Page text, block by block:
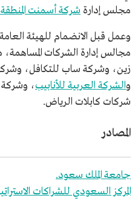
مجلس إدارة شركة أسمنت
وعمل قبل الانضمام للهيئة
مجالس إدارة الشركات المساهمة،
زين، وشركة ساب للتكافل،
والشركة العربية للأنابيب،
شركات كابلات الرياض.
المصادر
جامعة الملك سعود.
المركز السعودي للشراكات